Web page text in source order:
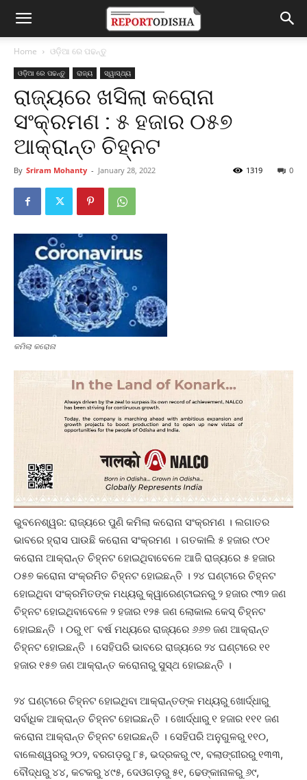
Home ଓଡ଼ିଆ ରେ ପଢନ୍ତୁ
ଓଡ଼ିଆ ରେ ପଢନ୍ତୁ ରାଜ୍ୟ ସ୍ୱାସ୍ଥ୍ୟ
ରାଜ୍ୟରେ ଖସିଲା କରୋନା
ସଂକ୍ରମଣ : ୫ ହଜାର ୦୫୭
ଆକ୍ରାନ୍ତ ଚିହ୍ନଟ
By Sriram Mohanty - January 28, 2022 0
1319
କମିଲା କରୋନା
ଭୁବନେଶ୍ୱର: ରାଜ୍ୟରେ ପୁଣି କମିଲା କରୋନା ସଂକ୍ରମଣ । ଲଗାତର
ଭାବରେ ହ୍ରାସ ପାଉଛି କରୋନା ସଂକ୍ରମଣ । ଗତକାଲି ୫ ହଜାର ୯୦୧
କରୋନା ଆକ୍ରାନ୍ତ ଚିହ୍ନଟ ହୋଇଥିବାବେଳେ ଆଜି ରାଜ୍ୟରେ ୫ ହଜାର
୦୫୭ କରୋନା ସଂକ୍ରମିତ ଚିହ୍ନଟ ହୋଇଛନ୍ତି । ୨୪ ଘଣ୍ଟାରେ ଚିହ୍ନଟ
ହୋଇଥିବା ସଂକ୍ରମିତଙ୍କ ମଧ୍ୟରୁ କ୍ୱାରେଣ୍ଟାଇନରୁ ୨ ହଜାର ୯୩୨ ଜଣ
ଚିହ୍ନଟ ହୋଇଥିବାବେଳେ ୨ ହଜାର ୧୨୫ ଜଣ ଲୋକାଲ କେସ୍ ଚିହ୍ନଟ
ହୋଇଛନ୍ତି । ୦ରୁ ୧୮ ବର୍ଷ ମଧ୍ୟରେ ରାଜ୍ୟରେ ୬୬୭ ଜଣ ଆକ୍ରାନ୍ତ
ଚିହ୍ନଟ ହୋଇଛନ୍ତି । ସେହିପରି ଭାବରେ ରାଜ୍ୟରେ ୨୪ ଘଣ୍ଟାରେ ୧୧
ହଜାର ୧୫୭ ଜଣ ଆକ୍ରାନ୍ତ କରୋନାରୁ ସୁସ୍ଥ ହୋଇଛନ୍ତି ।
୨୪ ଘଣ୍ଟାରେ ଚିହ୍ନଟ ହୋଇଥିବା ଆକ୍ରାନ୍ତଙ୍କ ମଧ୍ୟରୁ ଖୋର୍ଦ୍ଧାରୁ
ସର୍ବାଧିକ ଆକ୍ରାନ୍ତ ଚିହ୍ନଟ ହୋଇଛନ୍ତି । ଖୋର୍ଦ୍ଧାରୁ ୧ ହଜାର ୧୧୧ ଜଣ
କରୋନା ଆକ୍ରାନ୍ତ ଚିହ୍ନଟ ହୋଇଛନ୍ତି । ସେହିପରି ଅନୁଗୁଳରୁ ୧୧୦,
ବାଲେଶ୍ୱରରୁ ୨୦୨, ବରଗଡ଼ରୁ ୮୫, ଭଦ୍ରକରୁ ୯୧, ବଲାଙ୍ଗୀରରୁ ୧୩୩,
ବୌଦ୍ଧରୁ ୪୪, କଟକରୁ ୪୯୫, ଦେଓଗଡ଼ରୁ ୫୧, ଢେଙ୍କାନାଳରୁ ୬୯,